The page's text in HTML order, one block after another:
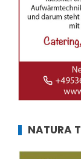
NATURA